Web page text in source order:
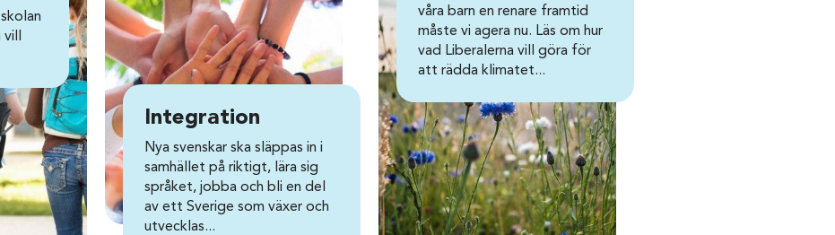
Integration
Nya svenskar ska släppas in i
samhället på riktigt, lära sig
språket, jobba och bli en del
av ett Sverige som växer och
utvecklas...
våra barn en renare framtid
måste vi agera nu. Läs om hur
vad Liberalerna vill göra för
att rädda klimatet...